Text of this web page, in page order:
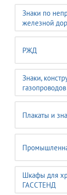
Знаки по
железной
РЖД
Знаки,
газопроводов
Плакаты и
Шкафы для
ГАССТЕНД